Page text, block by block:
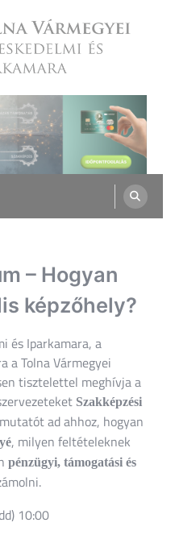
és
– Hogyan
képzőhely?
és Iparkamara, a
a Tolna Vármegyei
tisztelettel meghívja a
Szakképzési
ad ahhoz, hogyan
, milyen feltételeknek
pénzügyi, támogatási és
10:00